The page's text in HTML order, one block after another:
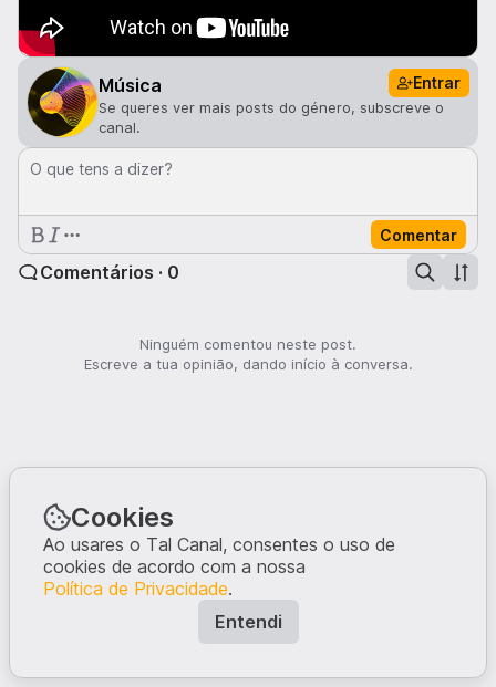
Música Entrar
Se queres ver mais posts do género, subscreve o
canal.
O que tens a dizer?
Comentar
Comentários · 0
Ninguém comentou neste post.
Escreve a tua opinião, dando início à conversa.
Cookies
Ao usares o Tal Canal, consentes o uso de
cookies de acordo com a nossa
Política de Privacidade.
Entendi